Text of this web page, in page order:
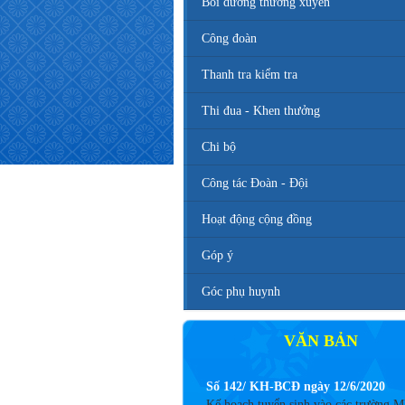
Công đoàn
Thanh tra kiểm tra
Thi đua - Khen thưởng
Chi bộ
Công tác Đoàn - Đội
Hoạt động cộng đồng
Góp ý
Góc phụ huynh
VĂN BẢN
Kế hoạch tuyển sinh vào các trường
TH, THCS năm học 2020 - 2021.